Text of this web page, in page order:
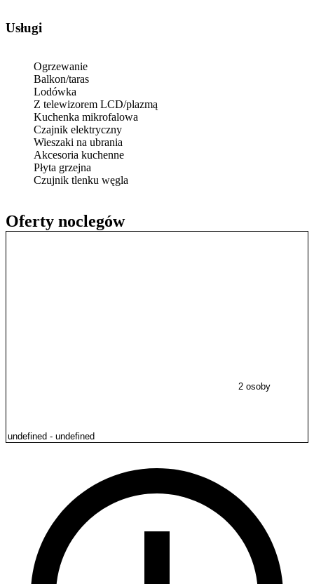
Oferty noclegów
2 osoby
Usługi
Ogrzewanie
Balkon/taras
Lodówka
Z telewizorem LCD/plazmą
Kuchenka mikrofalowa
Czajnik elektryczny
Wieszaki na ubrania
Akcesoria kuchenne
Płyta grzejna
Czujnik tlenku węgla